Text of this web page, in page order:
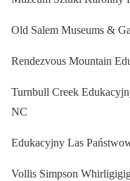
Old Salem Museums &
Rendezvous Mountain
Turnbull Creek
NC
Edukacyjny Las
Vollis Simpson